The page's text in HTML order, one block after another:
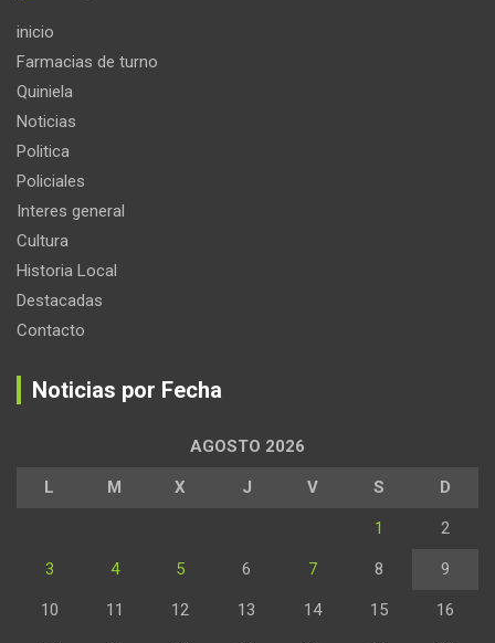
inicio
Farmacias de turno
Quiniela
Noticias
Politica
Policiales
Interes general
Cultura
Historia Local
Destacadas
Contacto
Noticias por Fecha
AGOSTO 2026
L M X J V S D
1 2
3 4 5 6 7 8 9
10 11 12 13 14 15 16